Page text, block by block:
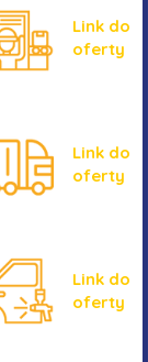
Link do
oferty
Link do
oferty
Link do
oferty